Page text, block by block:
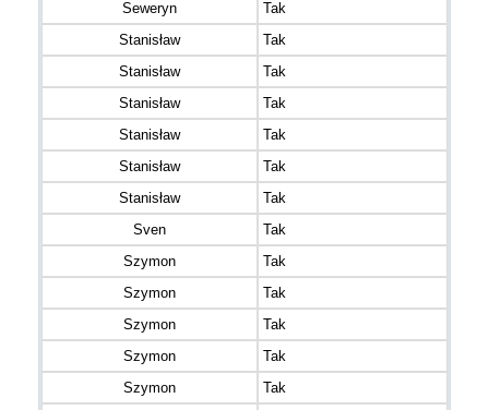
Seweryn
Tak
Stanisław
Tak
Stanisław
Tak
Stanisław
Tak
Stanisław
Tak
Stanisław
Tak
Stanisław
Tak
Sven
Tak
Szymon
Tak
Szymon
Tak
Szymon
Tak
Szymon
Tak
Szymon
Tak